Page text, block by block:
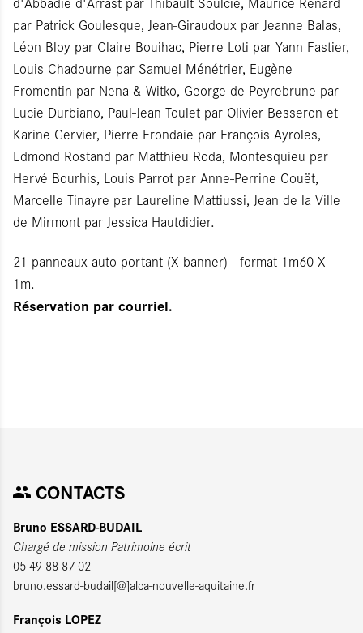
par Patrick Goulesque, Jean-Giraudoux par Jeanne Balas,
Léon Bloy par Claire Bouihac, Pierre Loti par Yann Fastier,
Louis Chadourne par Samuel Ménétrier, Eugène
Fromentin par Nena & Witko, George de Peyrebrune par
Lucie Durbiano, Paul-Jean Toulet par Olivier Besseron et
Karine Gervier, Pierre Frondaie par François Ayroles,
Edmond Rostand par Matthieu Roda, Montesquieu par
Hervé Bourhis, Louis Parrot par Anne-Perrine Couët,
Marcelle Tinayre par Laureline Mattiussi, Jean de la Ville
de Mirmont par Jessica Hautdidier.
21 panneaux auto-portant (X-banner) - format 1m60 X
1m.
Réservation par courriel.
CONTACTS
Bruno ESSARD-BUDAIL
Chargé de mission Patrimoine écrit
05 49 88 87 02
bruno.essard-budail[@]alca-nouvelle-aquitaine.fr
François LOPEZ